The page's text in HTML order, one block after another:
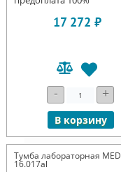
17 272 ₽
- +
В корзину
Тумба лабораторная MED
16.017al